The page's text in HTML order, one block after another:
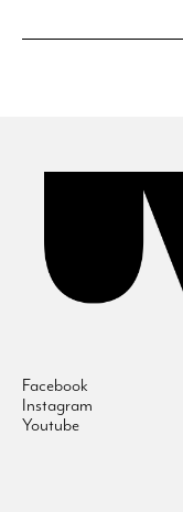
Facebook
Instagram
Youtube